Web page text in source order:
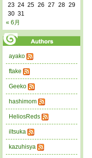
23 24 25 26 27 28 29
30 31
« 6月
ayako
ftake
Geeko
hashimom
HeliosReds
iltsuka
kazuhisya